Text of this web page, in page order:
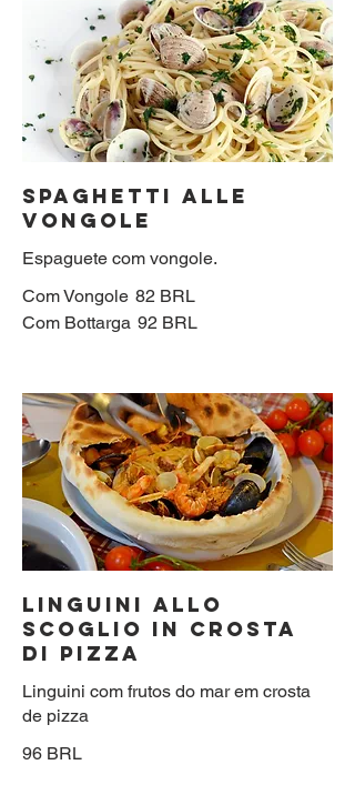
SPAGHETTI ALLE
VONGOLE
Espaguete com vongole.
Com Vongole 82 BRL
Com Bottarga 92 BRL
LINGUINI ALLO
SCOGLIO IN CROSTA
DI PIZZA
Linguini com frutos do mar em crosta
de pizza
96 BRL